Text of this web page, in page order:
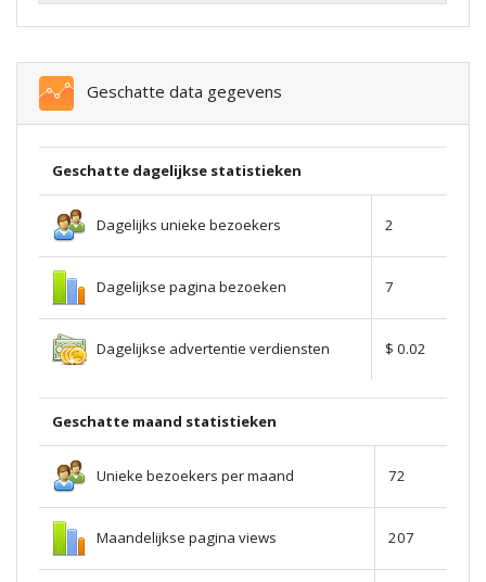
Geschatte data gegevens
Geschatte dagelijkse statistieken
Dagelijks unieke bezoekers 2
Dagelijkse pagina bezoeken 7
Dagelijkse advertentie verdiensten $ 0.02
Geschatte maand statistieken
Unieke bezoekers per maand 72
Maandelijkse pagina views 207